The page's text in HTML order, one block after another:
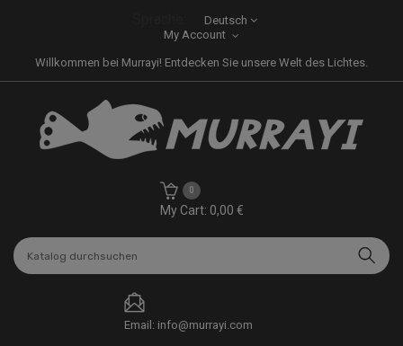
Deutsch
My Account
Willkommen bei Murrayi! Entdecken Sie unsere Welt des Lichtes.
My Cart: 0,00 €
0
Email: info@murrayi.com